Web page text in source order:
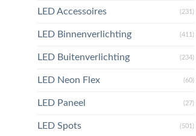
LED Accessoires (231)
LED Binnenverlichting (411)
LED Buitenverlichting (234)
LED Neon Flex (60)
LED Paneel (27)
LED Spots (501)